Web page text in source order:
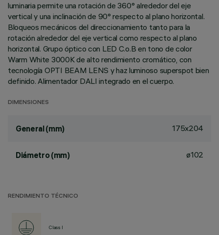
luminaria permite una rotación de 360° alrededor del eje
vertical y una inclinación de 90° respecto al plano horizontal.
Bloqueos mecánicos del direccionamiento tanto para la
rotación alrededor del eje vertical como respecto al plano
horizontal. Grupo óptico con LED C.o.B en tono de color
Warm White 3000K de alto rendimiento cromático, con
tecnología OPTI BEAM LENS y haz luminoso superspot bien
definido. Alimentador DALI integrado en el cuerpo.
DIMENSIONES
General (mm) 175x204
Diámetro (mm) ø102
RENDIMIENTO TÉCNICO
Class I